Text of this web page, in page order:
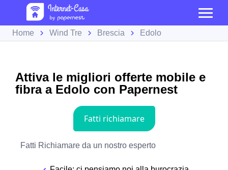
Home Wind Tre Brescia Edolo